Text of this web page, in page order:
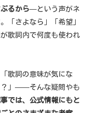
るから—という声がネ
「さよなら」「希望」
歌詞内で何度も使われ
歌詞の意味が気にな
」——そんな疑問やも
では、公式情報にもと